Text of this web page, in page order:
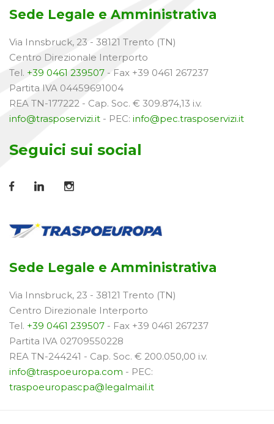
Sede Legale e Amministrativa
Via Innsbruck, 23 - 38121 Trento (TN)
Centro Direzionale Interporto
Tel. +39 0461 239507 - Fax +39 0461 267237
Partita IVA 04459691004
REA TN-177222 - Cap. Soc. € 309.874,13 i.v.
info@trasposervizi.it - PEC: info@pec.trasposervizi.it
Seguici sui social
Sede Legale e Amministrativa
Via Innsbruck, 23 - 38121 Trento (TN)
Centro Direzionale Interporto
Tel. +39 0461 239507 - Fax +39 0461 267237
Partita IVA 02709550228
REA TN-244241 - Cap. Soc. € 200.050,00 i.v.
info@traspoeuropa.com - PEC:
traspoeuropascpa@legalmail.it